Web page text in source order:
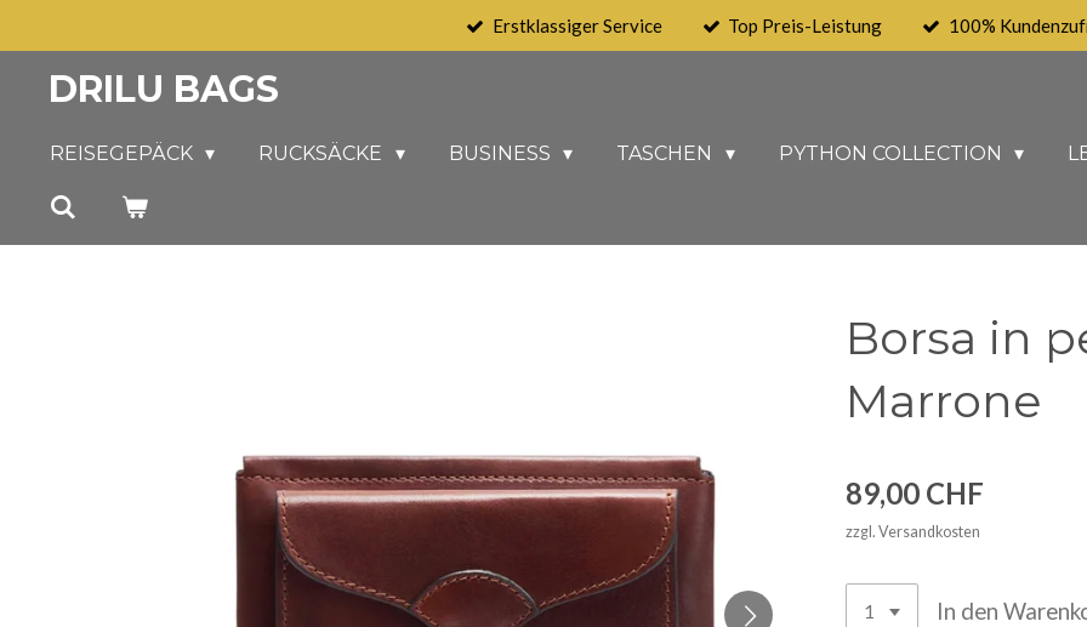
springen
Erstklassiger Service Top Preis-Leistung 100%
DRILU BAGS
REISEGEPÄCK RUCKSÄCKE BUSINESS TASCHEN PYTHON COLLECTION
Borsa in
Marrone
89,00 CHF
zzgl. Versandkosten
In den